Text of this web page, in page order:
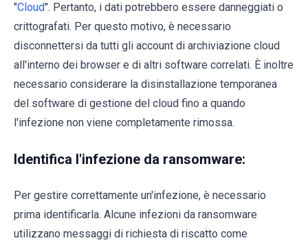
"Cloud". Pertanto, i dati potrebbero essere danneggiati o
crittografati. Per questo motivo, è necessario
disconnettersi da tutti gli account di archiviazione cloud
all'interno dei browser e di altri software correlati. È inoltre
necessario considerare la disinstallazione temporanea
del software di gestione del cloud fino a quando
l'infezione non viene completamente rimossa.
Identifica l'infezione da ransomware:
Per gestire correttamente un'infezione, è necessario
prima identificarla. Alcune infezioni da ransomware
utilizzano messaggi di richiesta di riscatto come